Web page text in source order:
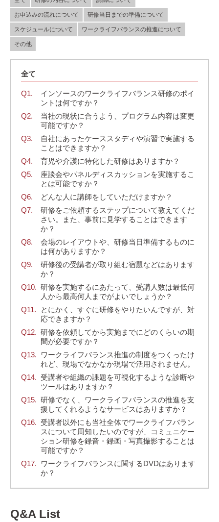
お申込みの流れについて 研修当日までの準備について
スケジュールについて ワークライフバランスの推進について
その他
全て
インソースのワークライフバランス研修のポイ
ントは何ですか？
当社の現状に合うよう、プログラム内容は変更
可能ですか？
自社にあったケーススタディや演習で実施する
ことはできますか？
育児や介護に特化した研修はありますか？
座談会やパネルディスカッションを実施するこ
とは可能ですか？
どんな人に講師をしていただけますか？
研修をご依頼するステップについて教えてくだ
さい。また、事前に見学することはできます
か？
会場のレイアウトや、研修当日準備するものに
は何がありますか？
研修後の受講者が取り組む宿題などはあります
か？
研修を実施するにあたって、受講人数は最低何
人から最高何人までがよいでしょうか？
とにかく、すぐに研修をやりたいんですが、対
応できますか？
研修を依頼してから実施までにどのくらいの期
間が必要ですか？
ワークライフバランス推進の制度をつくったけ
れど、現場でなかなか現場で活用されません。
受講者や組織の課題を可視化するような診断や
ツールはありますか？
研修でなく、ワークライフバランスの推進を支
援してくれるようなサービスはありますか？
受講者以外にも当社全体でワークライフバラン
スについて周知したいのですが、コミュニケー
ション研修を録音・録画・写真撮影することは
可能ですか？
ワークライフバランスに関するDVDはあります
か？
Q&AList